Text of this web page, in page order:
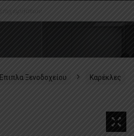
Έπιπλα Ξενοδοχείου
Καρέκλες